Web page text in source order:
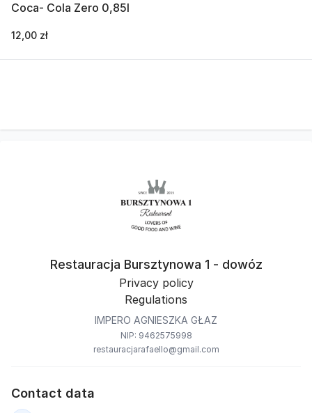
Coca- Cola Zero 0,85l
12,00 zł
Restauracja Bursztynowa 1 - dowóz
Privacy policy
Regulations
IMPERO AGNIESZKA GŁAZ
NIP: 9462575998
restauracjarafaello@gmail.com
Contact data